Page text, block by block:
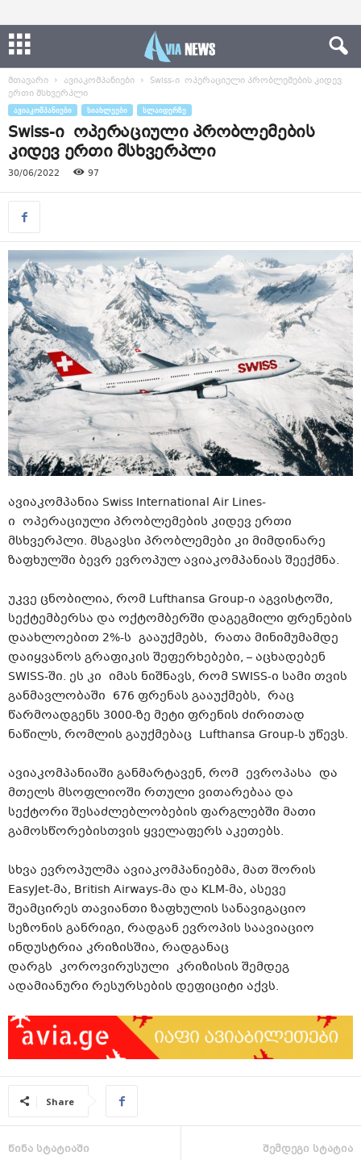
მთავარი ავიაკომპანიები
Swiss-ი ოპერაციული პრობლემების კიდევ
ერთი მსხვერპლი
ᲐᲕᲘᲐᲙᲝᲛᲞᲐᲜᲘᲔᲑᲘ ᲡᲘᲐᲮᲚᲔᲔᲑᲘ ᲡᲚᲐᲘᲓᲔᲠᲖᲔ
Swiss-ი ოპერაციული პრობლემების
კიდევ ერთი მსხვერპლი
30/06/2022 97
ავიაკომპანია Swiss International Air Lines-
ი ოპერაციული პრობლემების კიდევ ერთი
მსხვერპლი. მსგავსი პრობლემები კი მიმდინარე
ზაფხულში ბევრ ევროპულ ავიაკომპანიას შეექმნა.
უკვე ცნობილია, რომ Lufthansa Group-ი აგვისტოში,
სექტემბერსა და ოქტომბერში დაგეგმილი ფრენების
დაახლოებით 2%-ს გააუქმებს, რათა მინიმუმამდე
დაიყვანოს გრაფიკის შეფერხებები, – აცხადებენ
SWISS-ში. ეს კი იმას ნიშნავს, რომ SWISS-ი სამი თვის
განმავლობაში 676 ფრენას გააუქმებს, რაც
წარმოადგენს 3000-ზე მეტი ფრენის ძირითად
ნაწილს, რომლის გაუქმებაც Lufthansa Group-ს უწევს.
ავიაკომპანიაში განმარტავენ, რომ ევროპასა და
მთელს მსოფლიოში რთული ვითარებაა და
სექტორი შესაძლებლობების ფარგლებში მათი
გამოსწორებისთვის ყველაფერს აკეთებს.
სხვა ევროპულმა ავიაკომპანიებმა, მათ შორის
EasyJet-მა, British Airways-მა და KLM-მა, ასევე
შეამცირეს თავიანთი ზაფხულის სანავიგაციო
სეზონის განრიგი, რადგან ევროპის საავიაციო
ინდუსტრია კრიზისშია, რადგანაც
დარგს კოროვირუსული კრიზისის შემდეგ
ადამიანური რესურსების დეფიციტი აქვს.
Share
წინა სტატიაში შემდეგი სტატია